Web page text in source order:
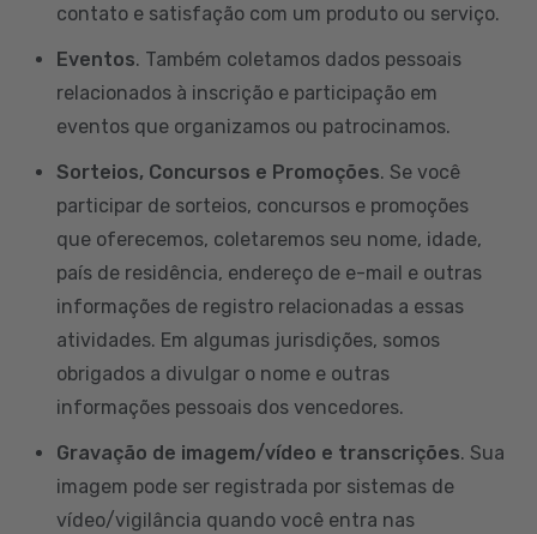
contato e satisfação com um produto ou serviço.
Eventos. Também coletamos dados pessoais
relacionados à inscrição e participação em
eventos que organizamos ou patrocinamos.
Sorteios, Concursos e Promoções. Se você
participar de sorteios, concursos e promoções
que oferecemos, coletaremos seu nome, idade,
país de residência, endereço de e-mail e outras
informações de registro relacionadas a essas
atividades. Em algumas jurisdições, somos
obrigados a divulgar o nome e outras
informações pessoais dos vencedores.
Gravação de imagem/vídeo e transcrições. Sua
imagem pode ser registrada por sistemas de
vídeo/vigilância quando você entra nas